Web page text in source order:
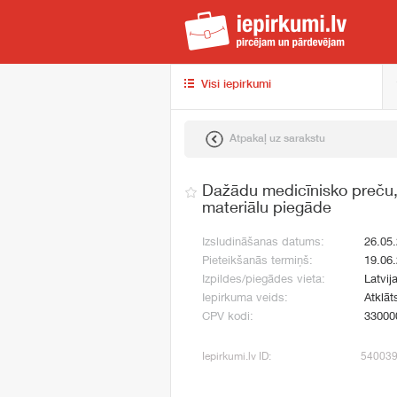
Visi iepirkumi
Atpakaļ uz sarakstu
Dažādu medicīnisko
materiālu piegāde
Izsludināšanas datums:
Pieteikšanās termiņš:
Izpildes/piegādes vieta:
Iepirkuma veids:
CPV kodi:
Iepirkumi.lv ID: